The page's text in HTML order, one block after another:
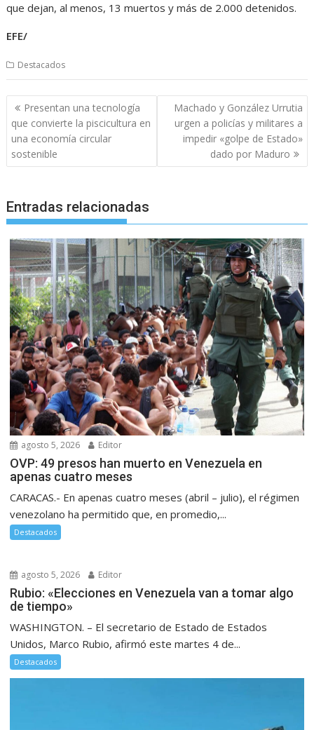
que dejan, al menos, 13 muertos y más de 2.000 detenidos.
EFE/
Destacados
Navegación
de
entradas
Presentan una tecnología
que convierte la piscicultura en
una economía circular
sostenible
Machado y González Urrutia
urgen a policías y militares a
impedir «golpe de Estado»
dado por Maduro
Entradas relacionadas
agosto 5, 2026 Editor
OVP: 49 presos han muerto en Venezuela en
apenas cuatro meses
CARACAS.- En apenas cuatro meses (abril – julio), el régimen
venezolano ha permitido que, en promedio,...
Destacados
agosto 5, 2026 Editor
Rubio: «Elecciones en Venezuela van a tomar algo
de tiempo»
WASHINGTON. – El secretario de Estado de Estados
Unidos, Marco Rubio, afirmó este martes 4 de...
Destacados